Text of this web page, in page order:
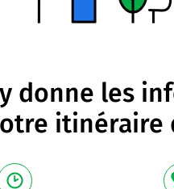
donne les
itinéraire